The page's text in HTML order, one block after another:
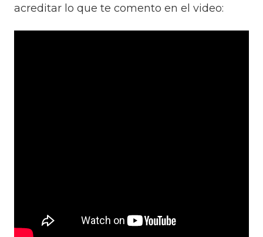
acreditar lo que te comento en el video: